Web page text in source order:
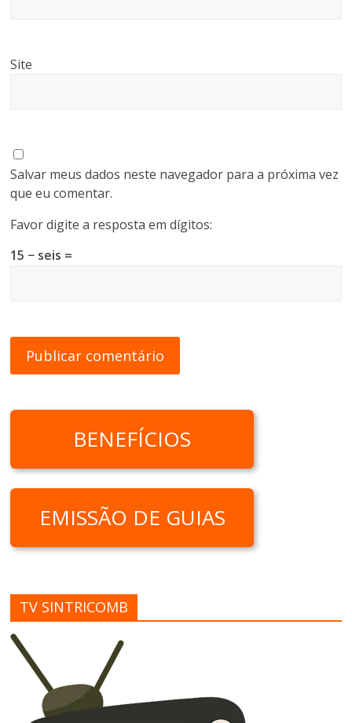
Site
Salvar meus dados neste navegador para a próxima vez
que eu comentar.
Favor digite a resposta em dígitos:
15 − seis =
BENEFÍCIOS
EMISSÃO DE GUIAS
TV SINTRICOMB